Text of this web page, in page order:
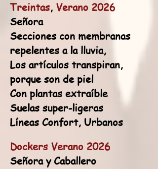
Treintas, Verano 2026
Señora
Secciones con membranas
repelentes a la lluvia,
Los artículos transpiran,
porque son de piel
Con plantas extraíble
Suelas super-ligeras
Líneas Confort, Urbanos
Dockers Verano 2026
Señora y Caballero